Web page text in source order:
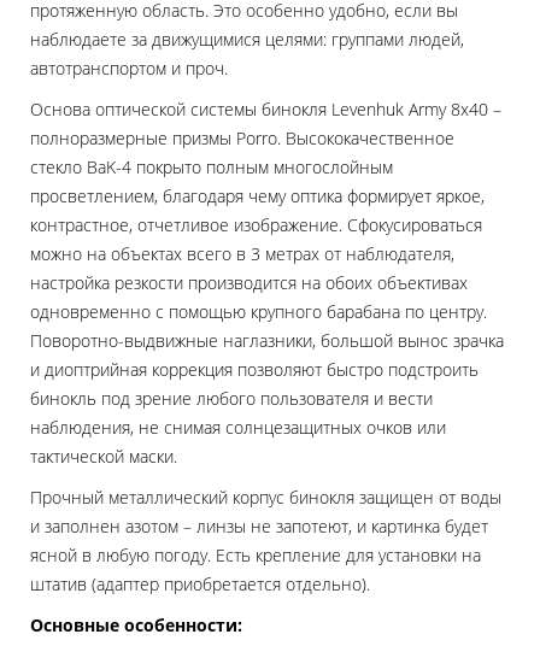
протяженную область. Это особенно удобно, если вы
наблюдаете за движущимися целями: группами людей,
автотранспортом и проч.
Основа оптической системы бинокля Levenhuk Army 8x40 –
полноразмерные призмы Porro. Высококачественное
стекло BaK-4 покрыто полным многослойным
просветлением, благодаря чему оптика формирует яркое,
контрастное, отчетливое изображение. Сфокусироваться
можно на объектах всего в 3 метрах от наблюдателя,
настройка резкости производится на обоих объективах
одновременно с помощью крупного барабана по центру.
Поворотно-выдвижные наглазники, большой вынос зрачка
и диоптрийная коррекция позволяют быстро подстроить
бинокль под зрение любого пользователя и вести
наблюдения, не снимая солнцезащитных очков или
тактической маски.
Прочный металлический корпус бинокля защищен от воды
и заполнен азотом – линзы не запотеют, и картинка будет
ясной в любую погоду. Есть крепление для установки на
штатив (адаптер приобретается отдельно).
Основные особенности: